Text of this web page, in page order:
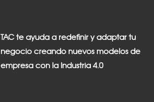
TAC te ayuda a redefinir y adaptar tu
negocio creando nuevos modelos de
empresa con la Industria 4.0